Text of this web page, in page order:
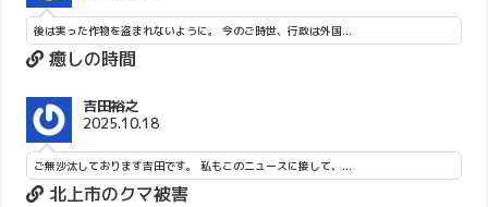
後は実った作物を盗まれないように。 今のご時世、行政は外国...
癒しの時間
吉田裕之
2025.10.18
ご無沙汰しております吉田です。 私もこのニュースに接して、...
北上市のクマ被害